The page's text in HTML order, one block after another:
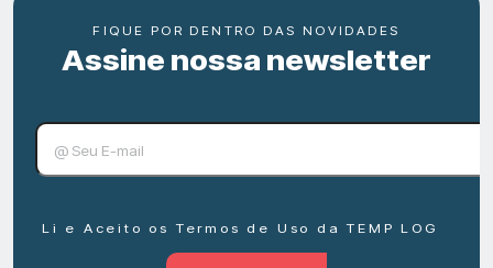
FIQUE POR DENTRO DAS NOVIDADES
Assine nossa newsletter
Li e Aceito os Termos de Uso da TEMP LOG